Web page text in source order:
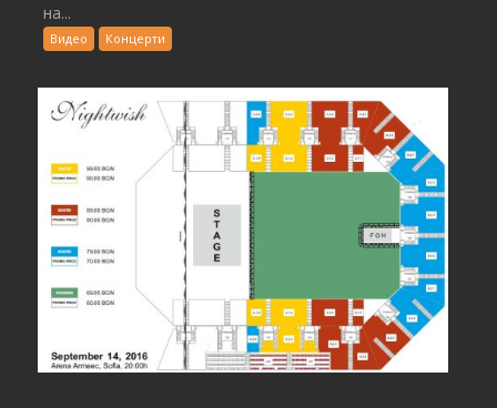
на...
Видео Концерти